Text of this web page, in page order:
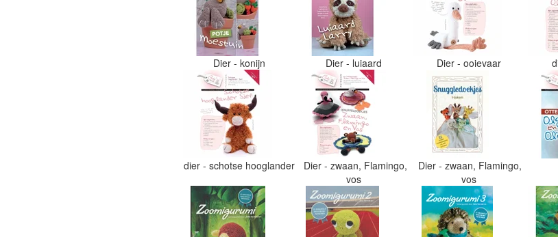
Dier - konijn Dier - luiaard Dier - ooievaar
dier - schotse hooglander
Dier - zwaan, Flamingo,
vos
Dier - zwaan, Flamingo,
vos